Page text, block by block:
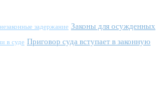
незаконные задержание Законы для осужденных
в суде Приговор суда вступает в законную